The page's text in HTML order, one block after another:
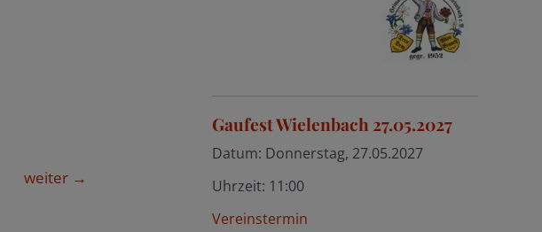
weiter →
Gaufest Wielenbach 27.05.2027
Datum: Donnerstag, 27.05.2027
Uhrzeit: 11:00
Vereinstermin